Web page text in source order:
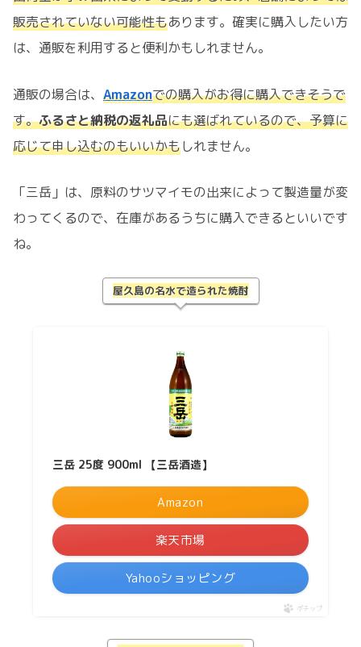
販売されていない可能性もあります。確実に購入したい方
は、通販を利用すると便利かもしれません。
通販の場合は、 Amazonでの購入がお得に購入できそうで
す。ふるさと納税の返礼品にも選ばれているので、予算に
応じて申し込むのもいいかもしれません。
「三岳」は、原料のサツマイモの出来によって製造量が変
わってくるので、在庫があるうちに購入できるといいです
ね。
屋久島の名水で造られた焼酎
三岳 25度 900ml 【三岳酒造】
Amazon
楽天市場
Yahooショッピング
ポチップ